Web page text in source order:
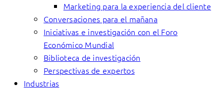
Marketing para la experiencia del cliente
Conversaciones para el mañana
Iniciativas e investigación con el Foro
Económico Mundial
Biblioteca de investigación
Perspectivas de expertos
Industrias